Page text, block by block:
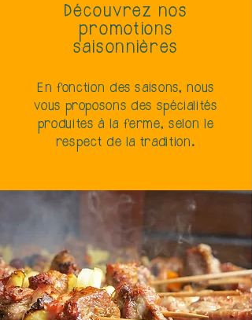
Découvrez nos
promotions
saisonnières
En fonction des saisons, nous
vous proposons des spécialités
produites à la ferme, selon le
respect de la tradition.